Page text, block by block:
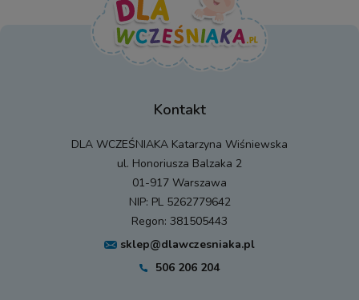
Kontakt
DLA WCZEŚNIAKA Katarzyna Wiśniewska
ul. Honoriusza Balzaka 2
01-917 Warszawa
NIP: PL 5262779642
Regon: 381505443
sklep@dlawczesniaka.pl
506 206 204